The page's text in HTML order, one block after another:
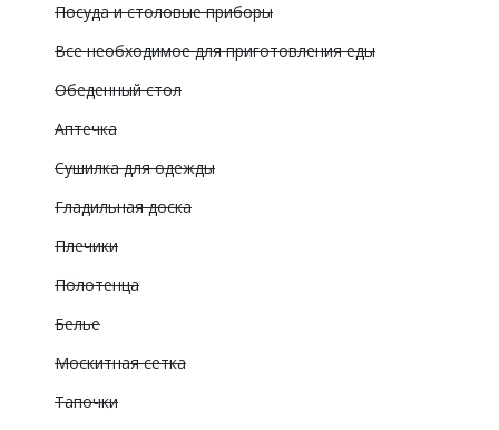
Посуда и столовые приборы
Все необходимое для приготовления еды
Обеденный стол
Аптечка
Сушилка для одежды
Гладильная доска
Плечики
Полотенца
Белье
Москитная сетка
Тапочки